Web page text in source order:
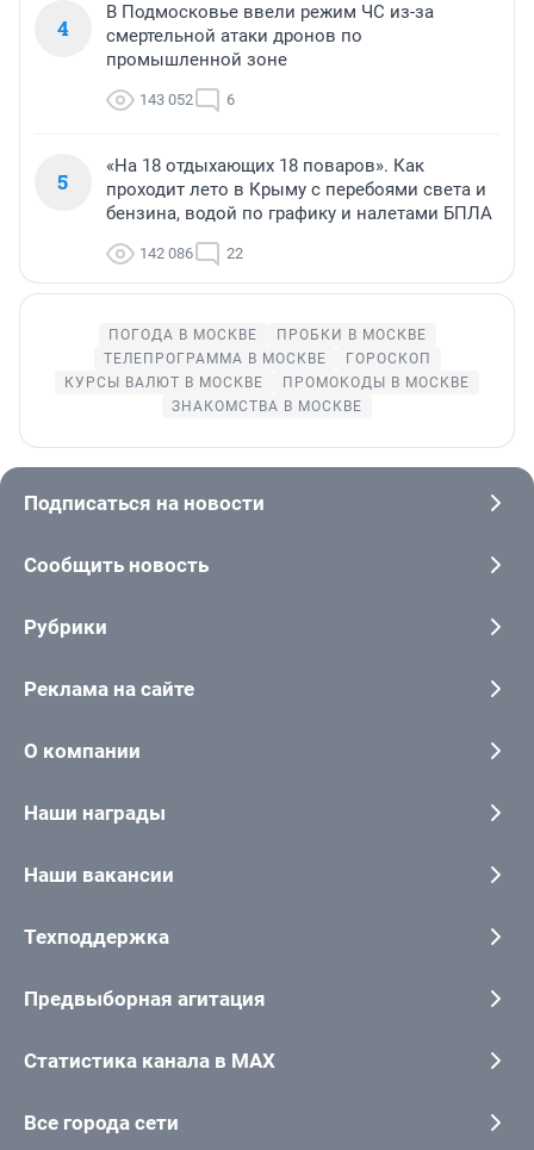
4
В Подмосковье ввели режим ЧС из-за
смертельной атаки дронов по
промышленной зоне
143 052 6
5
«На 18 отдыхающих 18 поваров». Как
проходит лето в Крыму с перебоями света и
бензина, водой по графику и налетами БПЛА
142 086 22
ПОГОДА В МОСКВЕ
ПРОБКИ В МОСКВЕ
ТЕЛЕПРОГРАММА В МОСКВЕ
ГОРОСКОП
КУРСЫ ВАЛЮТ В МОСКВЕ
ПРОМОКОДЫ В МОСКВЕ
ЗНАКОМСТВА В МОСКВЕ
Подписаться на новости
Сообщить новость
Рубрики
Реклама на сайте
О компании
Наши награды
Наши вакансии
Техподдержка
Предвыборная агитация
Статистика канала в MAX
Все города сети